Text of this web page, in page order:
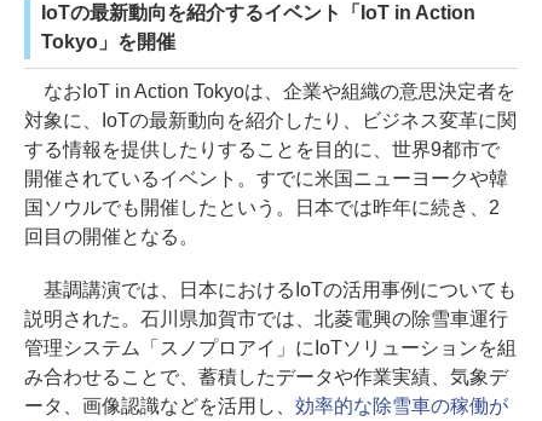
IoTの最新動向を紹介するイベント「IoT in Action
Tokyo」を開催
なおIoT in Action Tokyoは、企業や組織の意思決定者を
対象に、IoTの最新動向を紹介したり、ビジネス変革に関
する情報を提供したりすることを目的に、世界9都市で
開催されているイベント。すでに米国ニューヨークや韓
国ソウルでも開催したという。日本では昨年に続き、2
回目の開催となる。
基調講演では、日本におけるIoTの活用事例についても
説明された。石川県加賀市では、北菱電興の除雪車運行
管理システム「スノプロアイ」にIoTソリューションを組
み合わせることで、蓄積したデータや作業実績、気象デ
ータ、画像認識などを活用し、 効率的な除雪車の稼働が